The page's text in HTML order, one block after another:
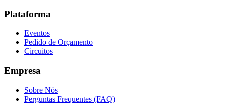
Plataforma
Eventos
Pedido de Orçamento
Circuitos
Empresa
Sobre Nós
Perguntas Frequentes (FAQ)